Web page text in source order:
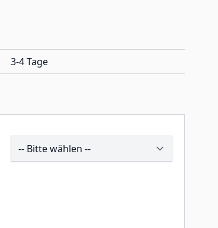
3-4 Tage
242771